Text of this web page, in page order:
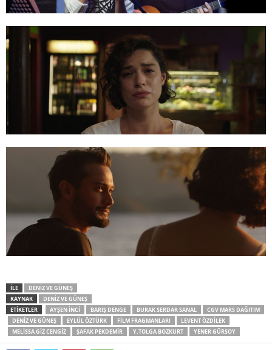
İLE
DENIZ VE GÜNEŞ
KAYNAK
DENIZ VE GÜNEŞ
ETİKETLER
AYŞEN İNCI BARIŞ DENGE BURAK SERDAR SANAL
CGV MARS DAĞITIM
DENIZ VE GÜNEŞ
EYLÜL ÖZTÜRK FILM FRAGMANLARI
LEVENT ÖZDILEK
MELISSA GIZ CENGIZ
ŞAFAK PEKDEMIR Y.TOLGA BOZKURT YENER GÜRSOY